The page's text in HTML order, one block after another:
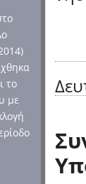
το
με